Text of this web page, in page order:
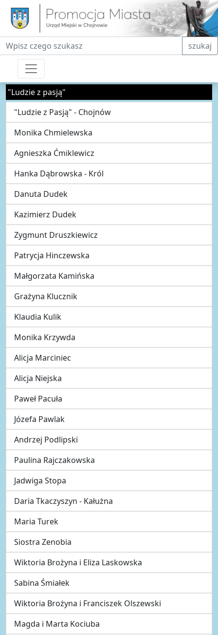
Fraza do wyszukiwania szukaj
"Ludzie z pasją"
"Ludzie z Pasją" - Chojnów
Monika Chmielewska
Agnieszka Ćmiklewicz
Hanka Dąbrowska - Król
Danuta Dudek
Kazimierz Dudek
Zygmunt Druszkiewicz
Patrycja Hinczewska
Małgorzata Kamińska
Grażyna Klucznik
Klaudia Kulik
Monika Krzywda
Alicja Marciniec
Alicja Niejska
Paweł Pacuła
Józefa Pawlak
Andrzej Podlipski
Paulina Rajczakowska
Jadwiga Stopa
Daria Tkaczyszyn - Kałużna
Maria Turek
Siostra Zenobia
Wiktoria Brożyna i Eliza Laskowska
Sabina Śmiałek
Wiktoria Brożyna i Franciszek Olszewski
Magda i Marta Kociuba